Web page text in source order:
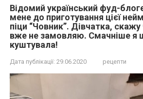
Відомий український фуд-
мене до приготування цієї
піци “Човник”. Дівчатка, скажу
вже не замовляю. Смачніше я
куштувала!
Дата публікації: 29.06.2020 рецепти